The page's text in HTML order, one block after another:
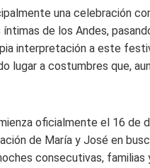
una celebración
de los Andes,
interpretación a este
lugar a costumbres que,
oficialmente el 16 de
de María y José en
consecutivas, familias